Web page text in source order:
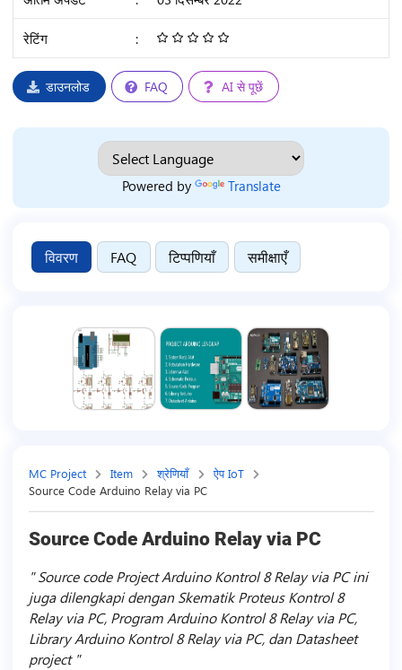
रेटिंग :
/
5
डाउनलोड FAQ AI से पूछें
Powered by Translate
विवरण FAQ टिप्पणियाँ समीक्षाएँ
MC Project Item श्रेणियाँ
ऐप IoT
Source Code Arduino Relay via PC
Source Code Arduino Relay via PC
Source code Project Arduino Kontrol 8 Relay via PC ini
juga dilengkapi dengan Skematik Proteus Kontrol 8
Relay via PC, Program Arduino Kontrol 8 Relay via PC,
Library Arduino Kontrol 8 Relay via PC, dan Datasheet
project